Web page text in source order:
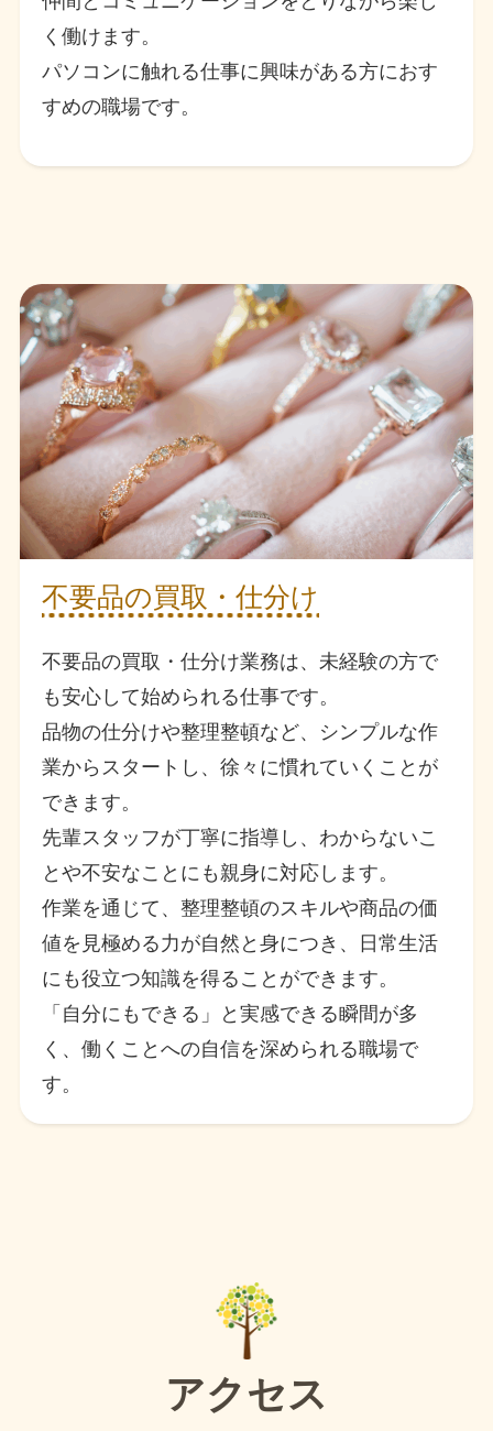
く働けます。
パソコンに触れる仕事に興味がある方におす
すめの職場です。
不要品の買取・仕分け
不要品の買取・仕分け業務は、未経験の方で
も安心して始められる仕事です。
品物の仕分けや整理整頓など、シンプルな作
業からスタートし、徐々に慣れていくことが
できます。
先輩スタッフが丁寧に指導し、わからないこ
とや不安なことにも親身に対応します。
作業を通じて、整理整頓のスキルや商品の価
値を見極める力が自然と身につき、日常生活
にも役立つ知識を得ることができます。
「自分にもできる」と実感できる瞬間が多
く、働くことへの自信を深められる職場で
す。
アクセス